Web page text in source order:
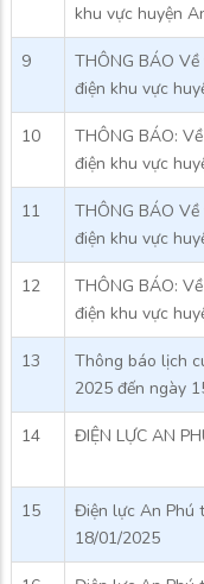
khu vực huyện
9
THÔNG BÁO
điện khu vực
10
THÔNG BÁO:
điện khu vực
11
THÔNG BÁO
điện khu vực
12
THÔNG BÁO:
điện khu vực
13
Thông báo lịch
2025 đến ngày
14 ĐIỆN LỰC AN
15
Điện lực An Phú
18/01/2025